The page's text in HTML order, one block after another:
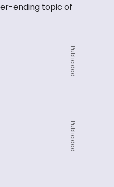
ending topic of
Publicidad
Publicidad